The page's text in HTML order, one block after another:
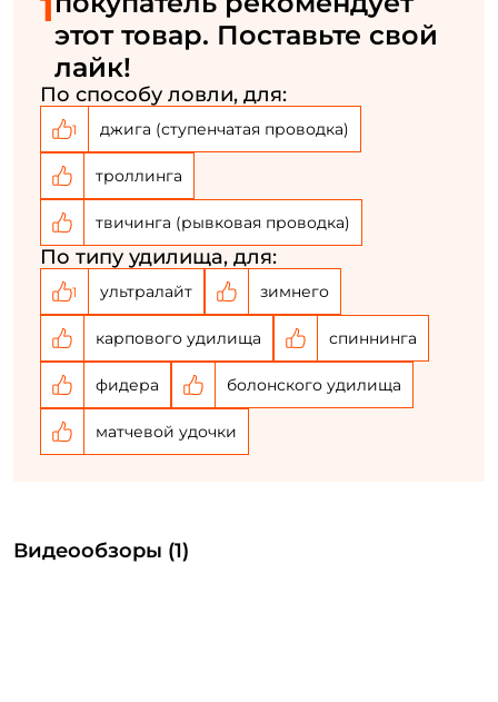
увеличенный диаметр и форму обратного конуса,
что позволяет леске равномерно сходить со шпули
без спутывания.
ATD Type L – новое поколение тормозной системы
ATD. Отличается более плавной работой,
обеспечивает заданную мощность лобового
сопротивления практически без инерции.
Twist Buster 2 - специальный ролик
лесоукладывателя, имеющий полусферические
углубления, основным назначением которого
является препятствие закручиванию лески вокруг
своей оси.
12 шарикоподшипников.
1
этот товар. Поставьте свой
лайк!
По способу ловли, для:
1 джига (ступенчатая проводка)
троллинга
твичинга (рывковая проводка)
По типу удилища, для:
1 ультралайт зимнего
карпового удилища спиннинга
фидера болонского удилища
матчевой удочки
Видеообзоры (1)